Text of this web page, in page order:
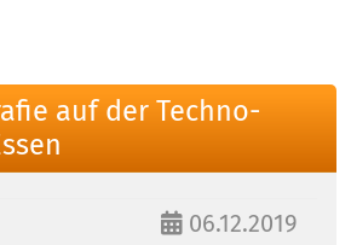
auf der Techno-
06.12.2019